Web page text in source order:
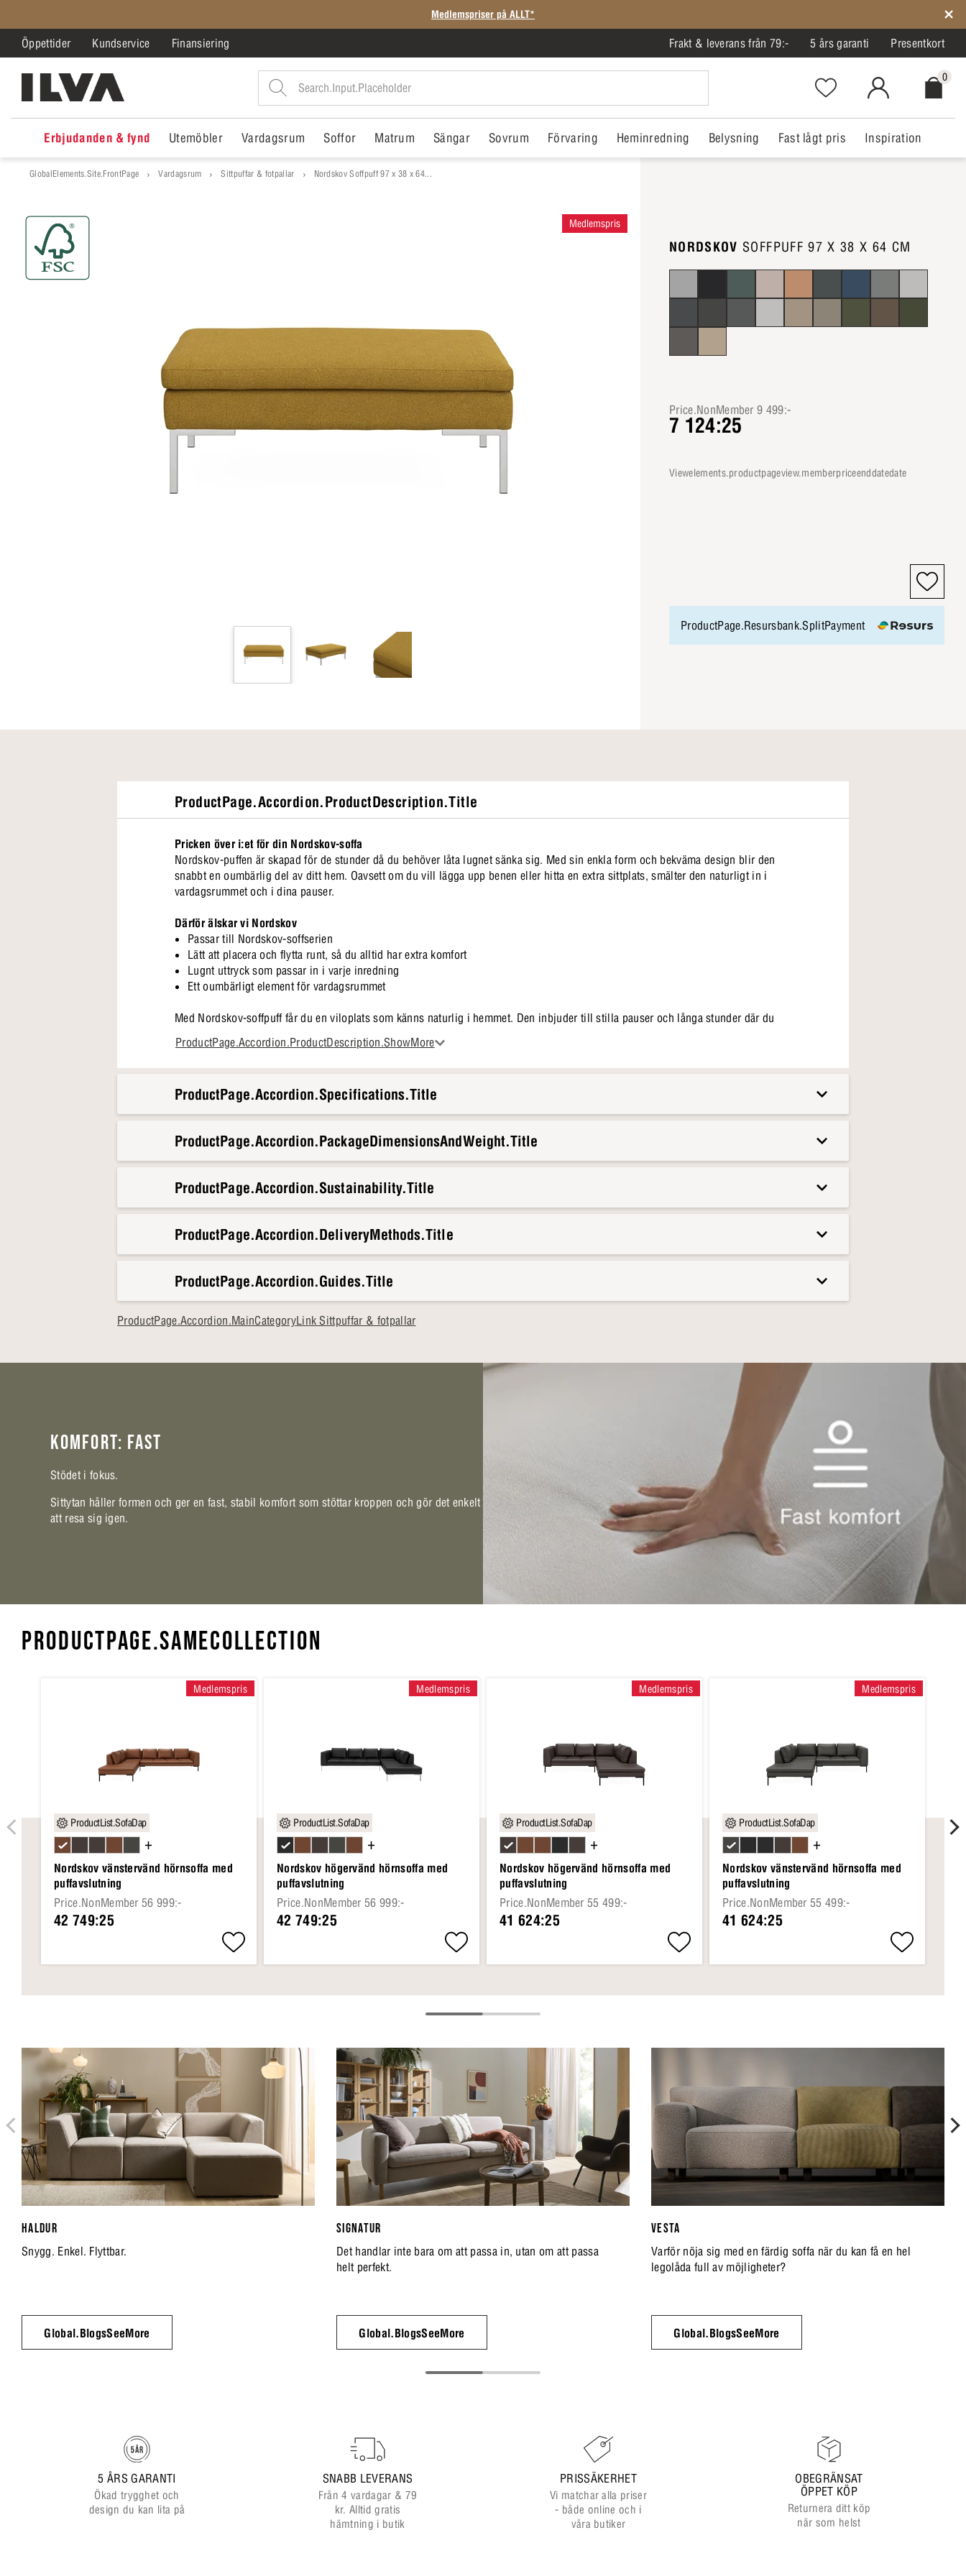
SISTA CHANSEN: Rean slutar i morgon
Öppettider Kundservice Finansiering Frakt & leverans från 79:- 5 års garanti Presentkort
Favorites.NavigationButton.Text
MitIlva.Login
0
Erbjudanden & fynd Utemöbler Vardagsrum Soffor Matrum Sängar Sovrum Förvaring Heminredning Belysning Fast lågt pris Inspiration
GlobalElements.Site.FrontPage Vardagsrum Sittpuffar & fotpallar Nordskov Soffpuff 97 x 38 x 64...
Medlemspris
NORDSKOV SOFFPUFF 97 X 38 X 64 CM
Price.NonMember 9 499:-
7 124:25
viewelements.productpageview.memberpriceenddatedate
ProductPage.Resursbank.SplitPayment
ProductPage.Accordion.ProductDescription.Title
Pricken över i:et för din Nordskov-soffa
Nordskov-puffen är skapad för de stunder då du behöver låta lugnet sänka sig. Med sin enkla form och bekväma design blir den
snabbt en oumbärlig del av ditt hem. Oavsett om du vill lägga upp benen eller hitta en extra sittplats, smälter den naturligt in i
vardagsrummet och i dina pauser.
Därför älskar vi Nordskov
Passar till Nordskov-soffserien
Lätt att placera och flytta runt, så du alltid har extra komfort
Lugnt uttryck som passar in i varje inredning
Ett oumbärligt element för vardagsrummet
Med Nordskov-soffpuff får du en viloplats som känns naturlig i hemmet. Den inbjuder till stilla pauser och långa stunder där du
kan låta tankarna flöda - och benen slappna av. En puff som gör det enkelt att finna ro i vardagen.
ProductPage.Accordion.ProductDescription.ShowMore
ProductPage.Accordion.Specifications.Title
ProductPage.Accordion.PackageDimensionsAndWeight.Title
ProductPage.Accordion.Sustainability.Title
ProductPage.Accordion.DeliveryMethods.Title
ProductPage.Accordion.Guides.Title
ProductPage.Accordion.MainCategoryLink Sittpuffar & fotpallar
KOMFORT: FAST
Stödet i fokus.
Sittytan håller formen och ger en fast, stabil komfort som stöttar kroppen och gör det enkelt
att resa sig igen.
PRODUCTPAGE.SAMECOLLECTION
Medlemspris
ProductList.SofaDap
Nordskov vänstervänd hörnsoffa med
puffavslutning
Price.NonMember 56 999:-
42 749:25
+
Medlemspris
ProductList.SofaDap
Nordskov högervänd hörnsoffa med
puffavslutning
Price.NonMember 56 999:-
42 749:25
+
Medlemspris
ProductList.SofaDap
Nordskov högervänd hörnsoffa med
puffavslutning
Price.NonMember 55 499:-
41 624:25
+
Medlemspris
ProductList.SofaDap
Nordskov vänstervänd hörnsoffa med
puffavslutning
Price.NonMember 55 499:-
41 624:25
+
HALDUR
Snygg. Enkel. Flyttbar.
Global.BlogsSeeMore
SIGNATUR
Det handlar inte bara om att passa in, utan om att passa
helt perfekt.
Global.BlogsSeeMore
VESTA
Varför nöja sig med en färdig soffa när du kan få en hel
legolåda full av möjligheter?
Global.BlogsSeeMore
5 ÅRS GARANTI
Ökad trygghet och
design du kan lita på
SNABB LEVERANS
Från 4 vardagar & 79
kr. Alltid gratis
hämtning i butik
PRISSÄKERHET
Vi matchar alla priser
- både online och i
våra butiker
OBEGRÄNSAT
ÖPPET KÖP
Returnera ditt köp
när som helst